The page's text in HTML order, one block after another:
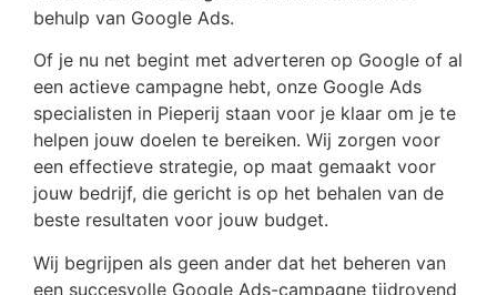
behulp van Google Ads.
Of je nu net begint met adverteren op Google of al
een actieve campagne hebt, onze Google Ads
specialisten in Pieperij staan voor je klaar om je te
helpen jouw doelen te bereiken. Wij zorgen voor
een effectieve strategie, op maat gemaakt voor
jouw bedrijf, die gericht is op het behalen van de
beste resultaten voor jouw budget.
Wij begrijpen als geen ander dat het beheren van
een succesvolle Google Ads-campagne tijdrovend